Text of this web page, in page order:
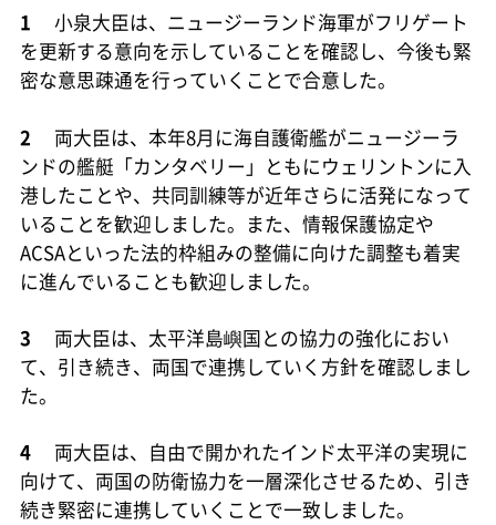
1
小泉大臣は、ニュージーランド海軍がフリゲート
を更新する意向を示していることを確認し、今後も緊
密な意思疎通を行っていくことで合意した。
2
両大臣は、本年8月に海自護衛艦がニュージーラ
ンドの艦艇「カンタベリー」ともにウェリントンに入
港したことや、共同訓練等が近年さらに活発になって
いることを歓迎しました。また、情報保護協定や
ACSAといった法的枠組みの整備に向けた調整も着実
に進んでいることも歓迎しました。
3
両大臣は、太平洋島嶼国との協力の強化におい
て、引き続き、両国で連携していく方針を確認しまし
た。
4
両大臣は、自由で開かれたインド太平洋の実現に
向けて、両国の防衛協力を一層深化させるため、引き
続き緊密に連携していくことで一致しました。